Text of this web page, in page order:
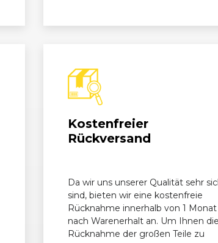
Kostenfreier
Rückversand
Da wir uns unserer Qualität sehr
sind, bieten wir eine kostenfreie
Rücknahme innerhalb von 1 Monat
nach Warenerhalt an. Um Ihnen die
Rücknahme der großen Teile zu